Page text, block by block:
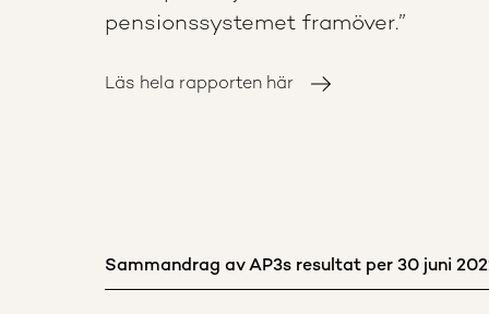
pensionssystemet framöver.”
Läs hela rapporten här
Sammandrag av AP3s resultat per 30 juni